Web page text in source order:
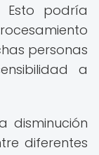
Esto podría
personas
a
disminución
diferentes